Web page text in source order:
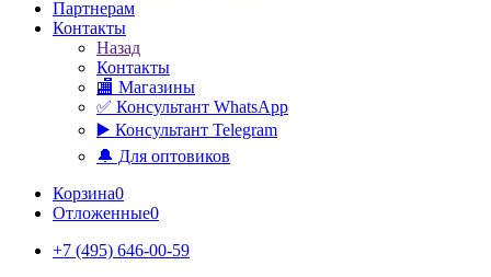
Партнерам
Контакты
Назад
Контакты
🏬 Магазины
✅️ Консультант WhatsApp
▶️ Консультант Telegram
🔔 Для оптовиков
Корзина0
Отложенные0
+7 (495) 646-00-59